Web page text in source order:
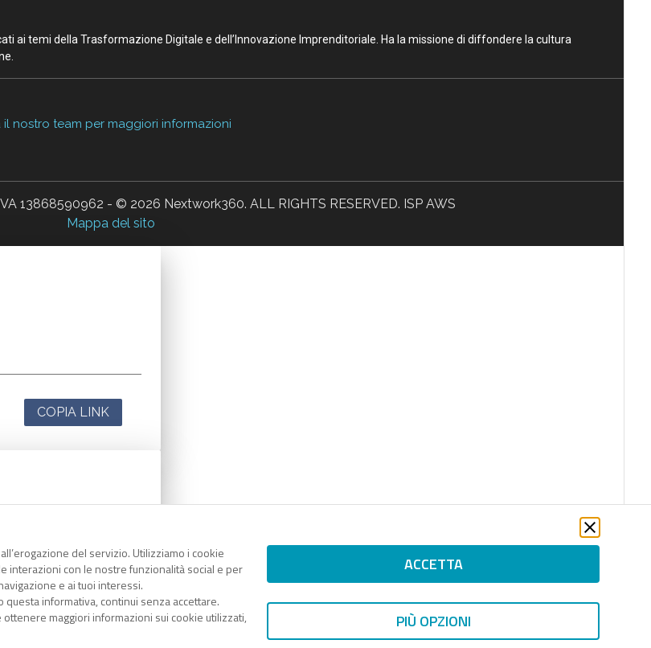
del servizio. Utilizziamo i cookie
interazioni con le nostre funzionalità social e per
e ai tuoi interessi.
questa informativa, continui senza accettare.
ottenere maggiori informazioni sui cookie utilizzati,
ACCETTA
PIÙ OPZIONI
ai temi della Trasformazione Digitale e dell’Innovazione Imprenditoriale. Ha la missione di diffondere la cultura
il nostro team per maggiori informazioni
13868590962 - © 2026 Nextwork360. ALL RIGHTS RESERVED. ISP AWS
Mappa del sito
COPIA LINK
COPIA LINK